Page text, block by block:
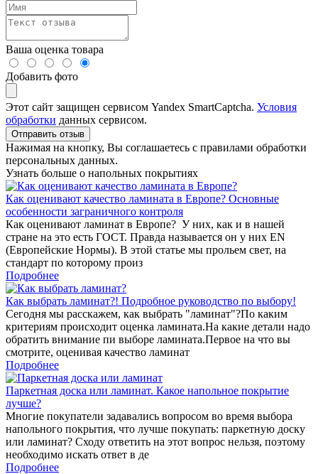
Ваша оценка товара
Добавить фото
Этот сайт защищен сервисом Yandex SmartCaptcha. Условия
обработки данных сервисом.
Отправить отзыв
Нажимая на кнопку, Вы соглашаетесь с правилами обработки
персональных данных.
Узнать больше о напольных покрытиях
Как оценивают качество ламината в Европе? Основные
особенности заграничного контроля
Как оценивают ламинат в Европе? У них, как и в нашей
стране на это есть ГОСТ. Правда называется он у них EN
(Европейские Нормы). В этой статье мы прольем свет, на
стандарт по которому произ
Подробнее
Как выбрать ламинат?! Подробное руководство по выбору!
Сегодня мы расскажем, как выбрать "ламинат"?По каким
критериям происходит оценка ламината.На какие детали надо
обратить внимание пи выборе ламината.Первое на что вы
смотрите, оценивая качество ламинат
Подробнее
Паркетная доска или ламинат. Какое напольное покрытие
лучше?
Многие покупатели задавались вопросом во время выбора
напольного покрытия, что лучше покупать: паркетную доску
или ламинат? Сходу ответить на этот вопрос нельзя, поэтому
необходимо искать ответ в де
Подробнее